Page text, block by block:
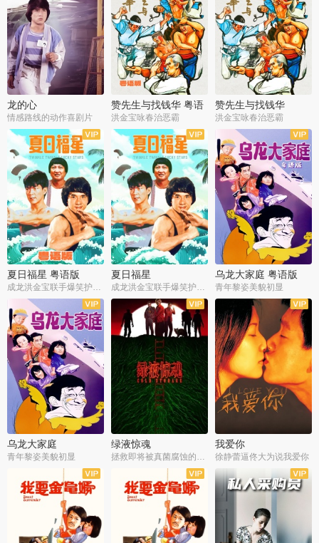
龙的心
情感路线的动作喜剧片
赞先生与找钱华 粤语
版
洪金宝咏春治恶霸
赞先生与找钱华
洪金宝咏春治恶霸
夏日福星 粤语版
成龙洪金宝联手爆笑护美女
夏日福星
成龙洪金宝联手爆笑护美女
乌龙大家庭 粤语版
青年黎姿美貌初显
乌龙大家庭
青年黎姿美貌初显
绿液惊魂
拯救即将被真菌腐蚀的世界
我爱你
徐静蕾逼佟大为说我爱你